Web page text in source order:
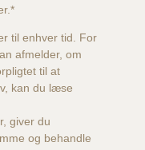
*
til enhver tid. For
afmelder, om
til at
kan du læse
giver du
og behandle